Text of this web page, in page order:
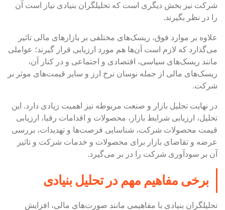
شرکت نیز بخش دیگری است که تحلیلگران بنیادی نیاز است آن
را در نظر بگیرند.
علاوه بر موارد فوق، ریسک‌های مختلفی بر بازارهای مالی تاثیر
می‌گذارد که لازم است آن‌ها هم مورد ارزیابی قرار گیرند؛ عواملی
مانند ریسک‌های سیاسی، اقتصادی و اجتماعی و در کنار آن،
ریسک‌های مالی از جمله نوسان نرخ ارز و سایر قیمت‌های موثر بر
شرکت.
در نهایت تحلیل بازار و صنعت مربوطه نیز اهمیت زیادی دارد. این
تحلیل، ارزیابی شرایط بازار، محصولات و اقدامات رقبا، ارزیابی
قیمت محصولات شرکت، شناسایی فرصت‌ها و تهدیدات، بررسی
عرضه و تقاضای بازار برای محصولات و خدمات شرکت و تاثیر
آن بر سودآوری شرکت را در بر می‌گیرد.
برخی مفاهیم مهم در تحلیل بنیادی
تحلیلگران بنیادی با مفاهیمی مانند صورت‌های مالی، افزایش